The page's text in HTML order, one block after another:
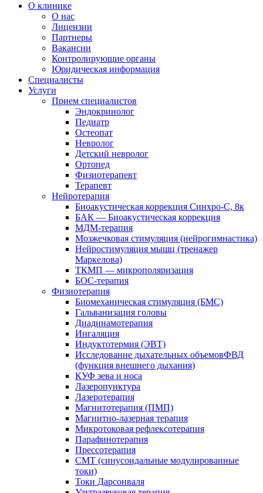
О клинике
О нас
Лицензии
Партнеры
Вакансии
Контролирующие органы
Юридическая информация
Специалисты
Услуги
Прием специалистов
Эндокринолог
Педиатр
Остеопат
Невролог
Детский невролог
Ортопед
Физиотерапевт
Терапевт
Нейротерапия
Биоакустическая коррекция Синхро-С, 8к
БАК — Биоакустическая коррекция
МДМ-терапия
Мозжечковая стимуляция (нейрогимнастика)
Нейростимуляция мышц (тренажер
Маркелова)
ТКМП — микрополяризация
БОС-терапия
Физиотерапия
Биомеханическая стимуляция (БМС)
Гальванизация головы
Диадинамотерапия
Ингаляция
Индуктотермия (ЭВТ)
Исследование дыхательных объемовФВД
(функция внешнего дыхания)
КУФ зева и носа
Лазеропунктура
Лазеротерапия
Магнитотерапия (ПМП)
Магнитно-лазерная терапия
Микротоковая рефлексотерапия
Парафинотерапия
Прессотерапия
СМТ (синусоидальные модулированные
токи)
Токи Дарсонваля